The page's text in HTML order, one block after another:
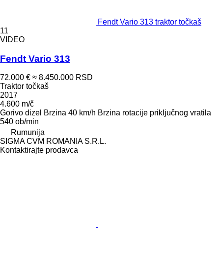
Fendt Vario 313 traktor točkaš
11
VIDEO
Fendt Vario 313
72.000 € ≈ 8.450.000 RSD
Traktor točkaš
2017
4.600 m/č
Gorivo dizel Brzina 40 km/h Brzina rotacije priključnog vratila
540 ob/min
Rumunija
SIGMA CVM ROMANIA S.R.L.
Kontaktirajte prodavca